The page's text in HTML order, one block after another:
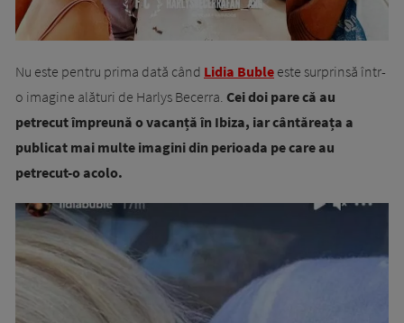
Nu este pentru prima dată când Lidia Buble este surprinsă într-
o imagine alături de Harlys Becerra. Cei doi pare că au
petrecut împreună o vacanță în Ibiza, iar cântăreața a
publicat mai multe imagini din perioada pe care au
petrecut-o acolo.